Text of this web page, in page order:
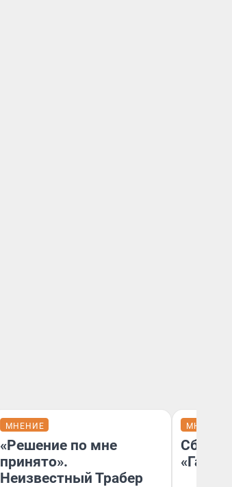
МНЕНИЕ
«Решение по мне
принято».
Неизвестный Трабер
МНЕНИЕ
Сбер